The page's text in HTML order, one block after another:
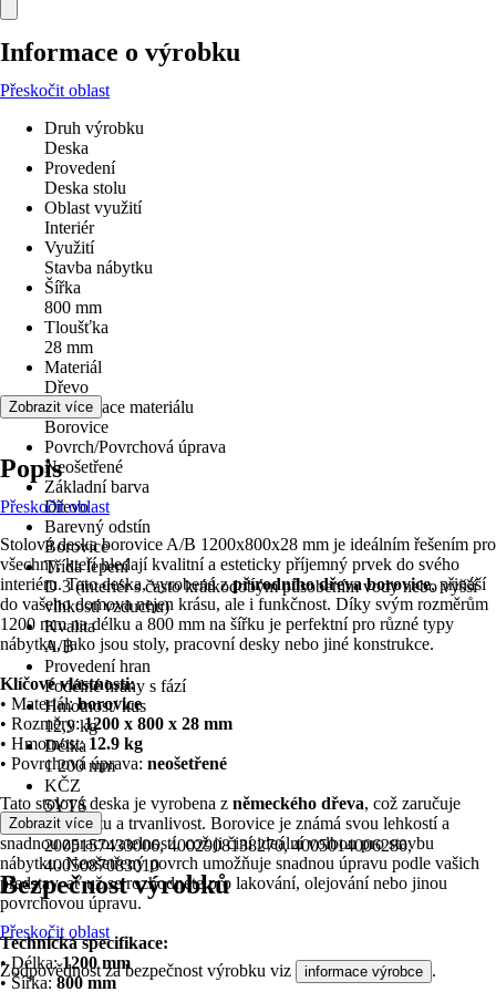
Informace o výrobku
Přeskočit oblast
Druh výrobku
Deska
Provedení
Deska stolu
Oblast využití
Interiér
Využití
Stavba nábytku
Šířka
800 mm
Tloušťka
28 mm
Materiál
Dřevo
Specifikace materiálu
Borovice
Povrch/Povrchová úprava
Neošetřené
Základní barva
Dřevo
Barevný odstín
Borovice
Třída lepení
D 3 (interiér s často krátkodobým působením vody nebo vyšší
vlhkostí vzduchu)
Kvalita
A/B
Provedení hran
Podélné hrany s fází
Hmotnost/ kus
12,9 kg
Délka
1 200 mm
KČZ
5YTS
EAN
2005157433006, 4002908138270, 4005014006280,
4005087083010
Zobrazit více
Popis
Přeskočit oblast
Stolová deska borovice A/B 1200x800x28 mm je ideálním řešením pro
všechny, kteří hledají kvalitní a esteticky příjemný prvek do svého
interiéru. Tato deska, vyrobená zpřírodního dřeva borovice, přináší
do vašeho domova nejen krásu, ale i funkčnost. Díky svým rozměrům
1200 mm na délku a 800 mm na šířku je perfektní pro různé typy
nábytku, jako jsou stoly, pracovní desky nebo jiné konstrukce.
Klíčové vlastnosti:
• Materiál:borovice
• Rozměry:1200 x 800 x 28 mm
• Hmotnost: 12.9 kg
• Povrchová úprava: neošetřené
Tato stolová deska je vyrobena z německého dřeva, což zaručuje
vysokou kvalitu a trvanlivost. Borovice je známá svou lehkostí a
snadnou zpracovatelností, což ji činí ideální volbou pro stavbu
nábytku. Neošetřený povrch umožňuje snadnou úpravu podle vašich
představ, ať už se rozhodnete pro lakování, olejování nebo jinou
povrchovou úpravu.
Technická specifikace:
• Délka:1200 mm
• Šířka: 800 mm
Zobrazit více
Bezpečnost výrobků
Přeskočit oblast
Zodpovědnost za bezpečnost výrobku viz informace výrobce .